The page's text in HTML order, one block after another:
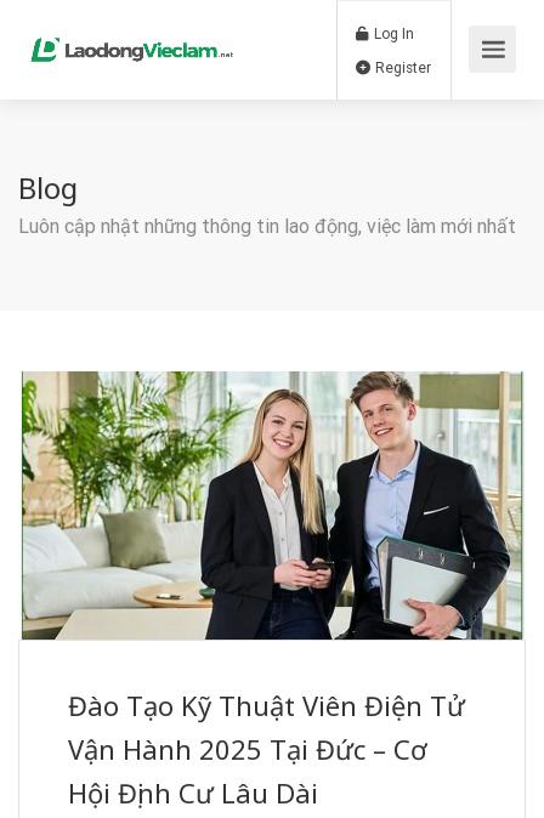
Log In
Blog
Luôn cập nhật những thông tin lao động, việc làm mới nhất
Đào Tạo Kỹ Thuật Viên Điện Tử
Vận Hành 2025 Tại Đức – Cơ
Hội Định Cư Lâu Dài